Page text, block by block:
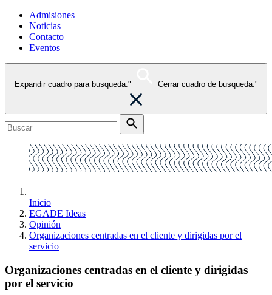
Admisiones
Noticias
Contacto
Eventos
Expandir cuadro para busqueda." Cerrar cuadro de busqueda."
Inicio
EGADE Ideas
Opinión
Organizaciones centradas en el cliente y dirigidas por el
servicio
Organizaciones centradas en el cliente y dirigidas
por el servicio